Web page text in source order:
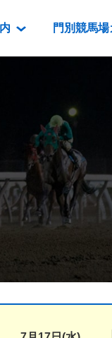
級別表ダウンロード
開催カレンダー
賞競走体系図
スタリオンシリーズ競走
内の発売情報(PDF)
電話・インター
場外発売所
実況・テレホンサ
発売・払戻
門別競馬
メ
ンギスカン
ードカフェ